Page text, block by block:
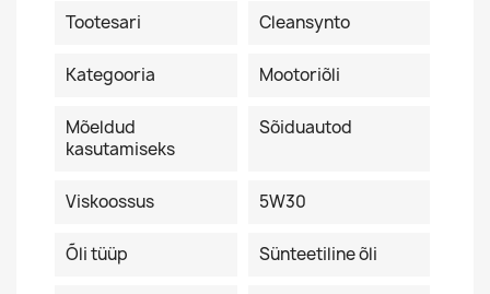
Tootesari Cleansynto
Kategooria Mootoriõli
Mõeldud
kasutamiseks
Sõiduautod
Viskoossus 5W30
Õli tüüp Sünteetiline õli